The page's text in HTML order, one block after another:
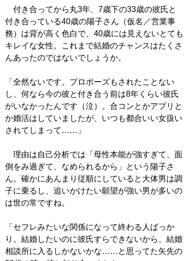
付き合ってから丸3年、7歳下の33歳の彼氏と
付き合っている40歳の陽子さん（仮名／営業事
務）は背が高く色白で、40歳には見えないとても
キレイな女性。これまで結婚のチャンスはたくさ
んあったのではないでしょうか。
「全然ないです。プロポーズもされたことない
し、何なら今の彼と付き合う前は8年くらい彼氏
がいなかったんです（泣）。合コンとかアプリと
か婚活はしていましたが、いつも都合いい女扱い
されてしまって……」
理由は自己分析では「母性本能が強すぎて、面
倒をみ過ぎて、なめられるから」という陽子さ
ん。確かにあんまり従順にしていると大体男は調
子に乗るし、追いかけたい願望が強い男が多いの
は世の常ですね。
「セフレみたいな関係になって終わる人ばっか
り。結婚したいのに彼氏すらできないから、結婚
相談所に入るしかないかな……と思ってた矢先の